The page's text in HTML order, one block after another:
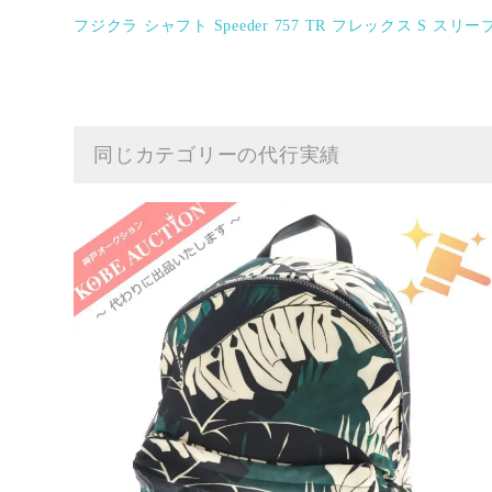
フジクラ シャフト Speeder 757 TR フレックス S スリー
同じカテゴリーの代行実績